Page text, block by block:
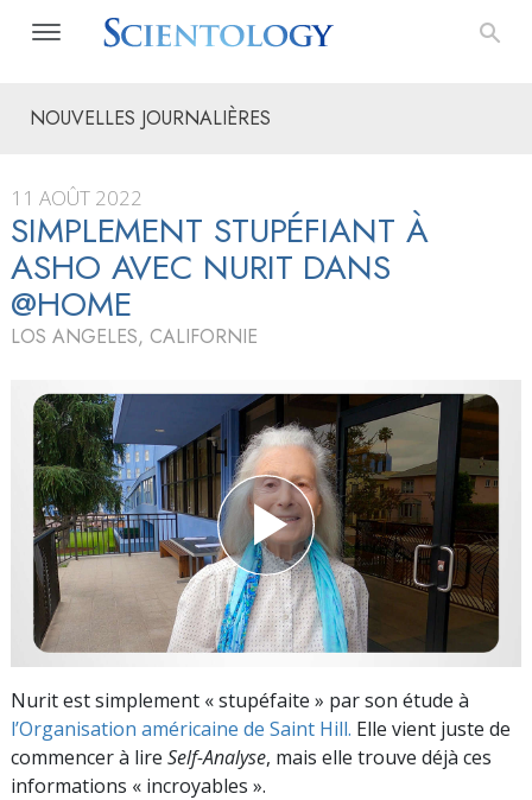
NOUVELLES JOURNALIÈRES
11 AOÛT 2022
SIMPLEMENT STUPÉFIANT À
ASHO AVEC NURIT DANS
@HOME
LOS ANGELES, CALIFORNIE
Nurit est simplement « stupéfaite » par son étude à
l’Organisation américaine de Saint Hill. Elle vient juste de
commencer à lire Self-Analyse, mais elle trouve déjà ces
informations « incroyables ».